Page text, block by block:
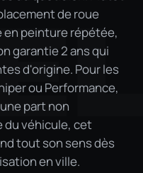
de roue
en peinture répétée,
garantie 2 ans qui
d'origine. Pour les
ou Performance,
part non
du véhicule, cet
tout son sens dès
en ville.